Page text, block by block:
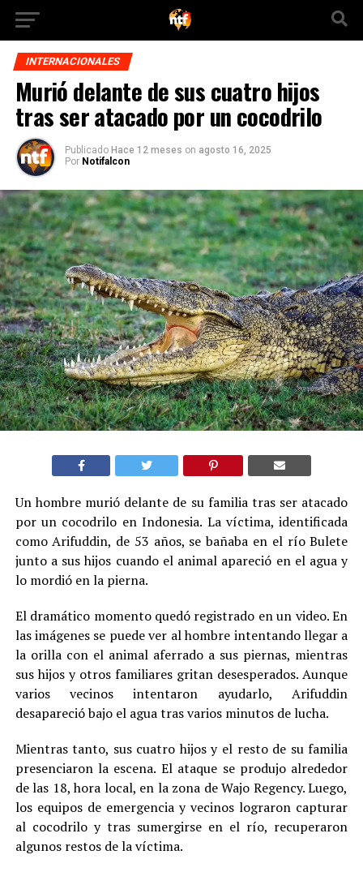
INTERNACIONALES
Murió delante de sus cuatro hijos
tras ser atacado por un cocodrilo
Publicado Hace 12 meses on agosto 16, 2025
Por Notifalcon
Un hombre murió delante de su familia tras ser atacado
por un cocodrilo en Indonesia. La víctima, identificada
como Arifuddin, de 53 años, se bañaba en el río Bulete
junto a sus hijos cuando el animal apareció en el agua y
lo mordió en la pierna.
El dramático momento quedó registrado en un video. En
las imágenes se puede ver al hombre intentando llegar a
la orilla con el animal aferrado a sus piernas, mientras
sus hijos y otros familiares gritan desesperados. Aunque
varios vecinos intentaron ayudarlo, Arifuddin
desapareció bajo el agua tras varios minutos de lucha.
Mientras tanto, sus cuatro hijos y el resto de su familia
presenciaron la escena. El ataque se produjo alrededor
de las 18, hora local, en la zona de Wajo Regency. Luego,
los equipos de emergencia y vecinos lograron capturar
al cocodrilo y tras sumergirse en el río, recuperaron
algunos restos de la víctima.